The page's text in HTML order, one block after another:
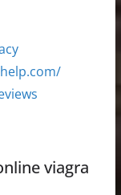
viagra